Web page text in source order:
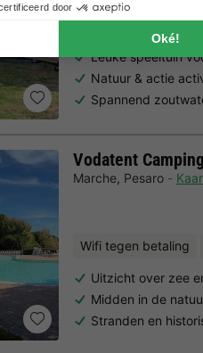
Fietsverhuur
Leuke speeltuin
Natuur & actie
Spannend
Vodatent
Marche, Pesaro
Wifi tegen betaling
Uitzicht over zee
Midden in de
Stranden en